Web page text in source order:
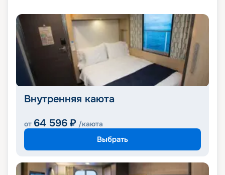
Внутренняя каюта
от 64 596 ₽ /каюта
Выбрать